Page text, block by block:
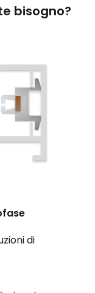
bisogno?
di